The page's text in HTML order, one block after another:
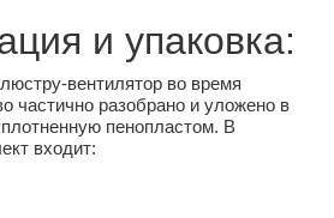
и упаковка:
вентилятор во время
частично разобрано и уложено в
пенопластом. В
входит: